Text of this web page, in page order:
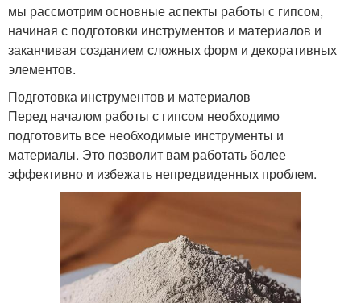
мы рассмотрим основные аспекты работы с гипсом,
начиная с подготовки инструментов и материалов и
заканчивая созданием сложных форм и декоративных
элементов.
Подготовка инструментов и материалов
Перед началом работы с гипсом необходимо
подготовить все необходимые инструменты и
материалы. Это позволит вам работать более
эффективно и избежать непредвиденных проблем.